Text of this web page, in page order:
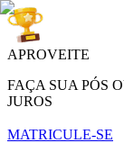
APROVEITE
FAÇA SUA PÓS
JUROS
MATRICULE-SE